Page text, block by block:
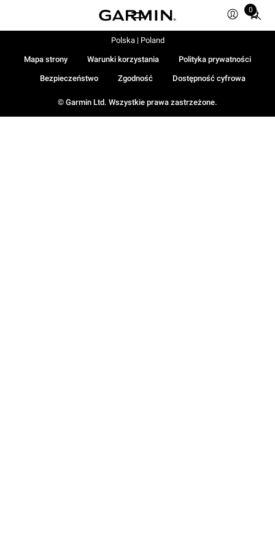
0
Total
items
in
0
© Garmin Ltd. Wszystkie prawa zastrzeżone.
Mapa strony Warunki korzystania Polityka prywatności
Bezpieczeństwo Zgodność Dostępność cyfrowa
Polska | Poland